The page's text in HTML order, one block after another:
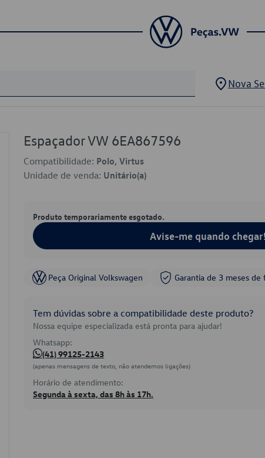
Nova
Espaçador VW 6EA867596
Compatibilidade: Polo, Virtus
Unidade de venda: Unitário(a)
Produto temporariamente esgotado.
Avise-me quando chegar!
Peça Original Volkswagen Garantia de 3 meses de
Tem dúvidas sobre a compatibilidade deste produto?
Nossa equipe especializada está pronta para ajudar!
Whatsapp:
(41) 99125-2143
(apenas mensagens de texto, não atendemos ligações)
Horário de atendimento:
Segunda à sexta, das 8h às 17h.